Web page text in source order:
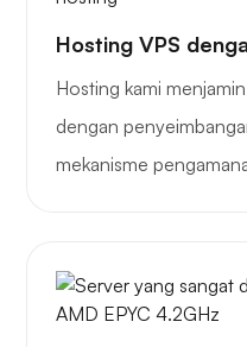
Hosting VPS
Hosting kami
dengan
mekanisme